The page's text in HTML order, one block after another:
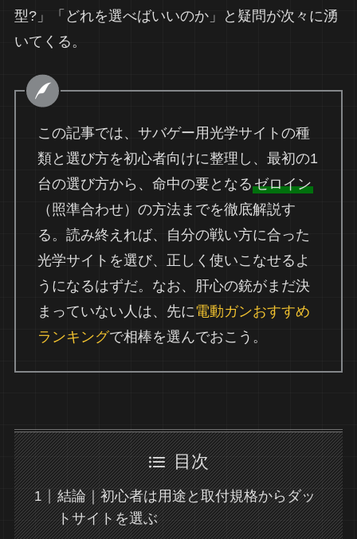
型?」「どれを選べばいいのか」と疑問が次々に湧
いてくる。
この記事では、サバゲー用光学サイトの種
類と選び方を初心者向けに整理し、最初の1
台の選び方から、命中の要となるゼロイン
（照準合わせ）の方法までを徹底解説す
る。読み終えれば、自分の戦い方に合った
光学サイトを選び、正しく使いこなせるよ
うになるはずだ。なお、肝心の銃がまだ決
まっていない人は、先に電動ガンおすすめ
ランキングで相棒を選んでおこう。
目次
結論｜初心者は用途と取付規格からダッ
トサイトを選ぶ